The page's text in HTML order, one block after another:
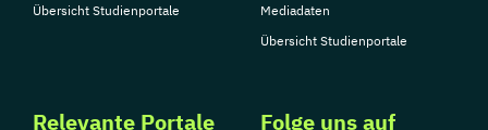
Übersicht Studienportale
Mediadaten
Übersicht Studienportale
Relevante Portale Folge uns auf